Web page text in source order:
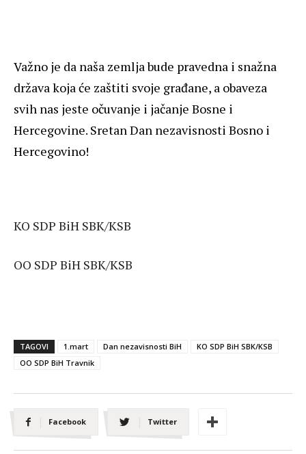
Važno je da naša zemlja bude pravedna i snažna
država koja će zaštiti svoje građane, a obaveza
svih nas jeste očuvanje i jačanje Bosne i
Hercegovine. Sretan Dan nezavisnosti Bosno i
Hercegovino!
KO SDP BiH SBK/KSB
OO SDP BiH SBK/KSB
TAGOVI 1.mart Dan nezavisnosti BiH
KO SDP BiH SBK/KSB
OO SDP BiH Travnik
Facebook Twitter